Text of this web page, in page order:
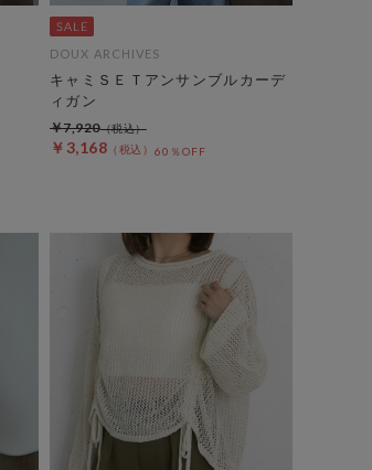
DOUX ARCHIVES
キャミＳＥＴアンサンブルカーデ
ィガン
￥3,168 60％OFF
￥7,920